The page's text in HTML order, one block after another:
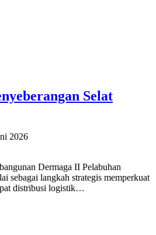
Selat
2026
Dermaga II Pelabuhan
sebagai langkah strategis memperkuat
distribusi logistik…